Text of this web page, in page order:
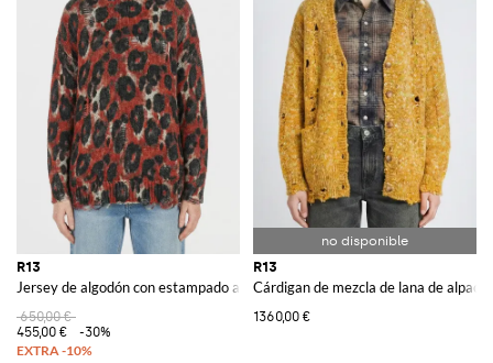
R13
Jersey de algodón con estampado animal
650,00 €
455,00 €
-30%
R13
Cárdigan de mezcla de lana de alpaca
1360,00 €